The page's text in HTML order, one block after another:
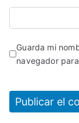
Guarda mi
navegador